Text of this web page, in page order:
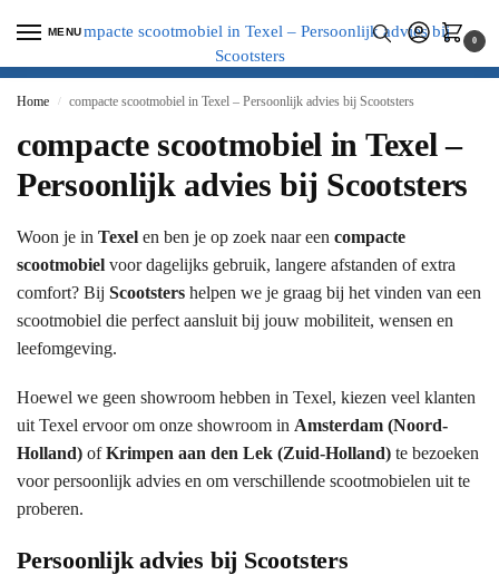
MENU
0
Home / compacte scootmobiel in Texel – Persoonlijk advies bij Scootsters
compacte scootmobiel in Texel –
Persoonlijk advies bij Scootsters
Woon je in Texel en ben je op zoek naar een compacte
scootmobiel voor dagelijks gebruik, langere afstanden of extra
comfort? Bij Scootsters helpen we je graag bij het vinden van een
scootmobiel die perfect aansluit bij jouw mobiliteit, wensen en
leefomgeving.
Hoewel we geen showroom hebben in Texel, kiezen veel klanten
uit Texel ervoor om onze showroom in Amsterdam (Noord-
Holland) ofKrimpen aan den Lek (Zuid-Holland) te bezoeken
voor persoonlijk advies en om verschillende scootmobielen uit te
proberen.
Persoonlijk advies bij Scootsters